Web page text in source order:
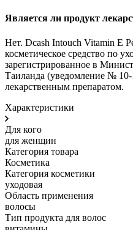
Является ли продукт
Нет. Dcash Intouch Vitamin E
косметическое средство по
зарегистрированное в
Таиланда (уведомление № 10-
лекарственным препаратом.
Характеристики
Для кого
для женщин
Категория товара
Косметика
Категория косметики
уходовая
Область применения
волосы
Тип продукта для волос